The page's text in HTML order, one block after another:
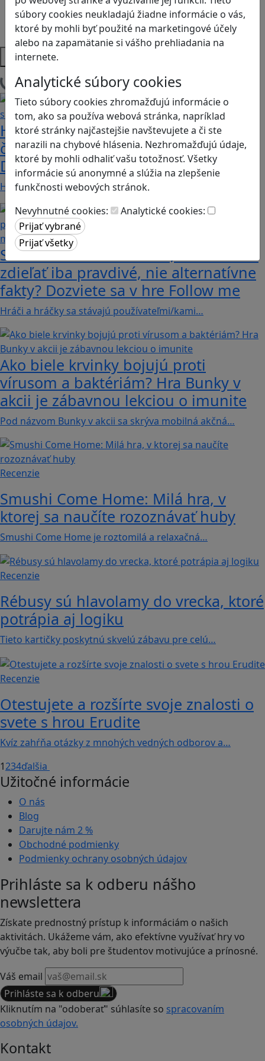
súbory cookies neukladajú žiadne informácie o vás,
ktoré by mohli byť použité na marketingové účely
alebo na zapamätanie si vášho prehliadania na
internete.
Analytické súbory cookies
Tieto súbory cookies zhromažďujú informácie o
tom, ako sa používa webová stránka, napríklad
ktoré stránky najčastejšie navštevujete a či ste
narazili na chybové hlásenia. Nezhromažďujú údaje,
ktoré by mohli odhaliť vašu totožnosť. Všetky
informácie sú anonymné a slúžia na zlepšenie
funkčnosti webových stránok.
Nevyhnutné cookies:
Analytické cookies:
Strategické myslenie
Zdravie a pohyb
Platformy
Načítam blogy
Heritage Quest AR: Vráťte sa do
časov, keď Rímska ríša siahala až po
Dunaj
Heritage Quest AR je mobilná hra, ktorá ponúka…
Stanete sa influencerom, keď budete
zdieľať iba pravdivé, nie alternatívne
fakty? Dozviete sa v hre Follow me
Hráči a hráčky sa stávajú používateľmi/kami…
Ako biele krvinky bojujú proti
vírusom a baktériám? Hra Bunky v
akcii je zábavnou lekciou o imunite
Pod názvom Bunky v akcii sa skrýva mobilná akčná…
Recenzie
Smushi Come Home: Milá hra, v
ktorej sa naučíte rozoznávať huby
Smushi Come Home je roztomilá a relaxačná…
Recenzie
Rébusy sú hlavolamy do vrecka, ktoré
potrápia aj logiku
Tieto kartičky poskytnú skvelú zábavu pre celú…
Recenzie
Otestujete a rozšírte svoje znalosti o
svete s hrou Erudite
Kvíz zahŕňa otázky z mnohých vedných odborov a…
1234ďalšia
Užitočné informácie
O nás
Blog
Darujte nám 2 %
Obchodné podmienky
Podmienky ochrany osobných údajov
Prihláste sa k odberu nášho
newslettera
Získate prednostný prístup k informáciám o našich
aktivitách. Ukážeme vám, ako efektívne využívať hry vo
výučbe tak, aby boli pre študentov motivujúce a prínosné.
Váš email
Prihláste sa k odberu
Kliknutím na "odoberať" súhlasíte so spracovaním
osobných údajov.
Kontakt